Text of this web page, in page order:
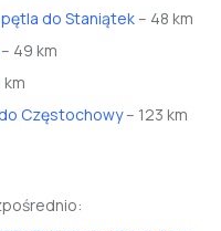
pętla do Staniątek – 48 km
– 49 km
km
Częstochowy– 123 km